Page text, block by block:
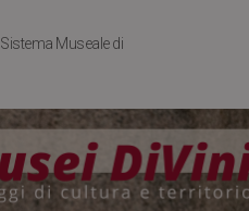
Sistema Museale di